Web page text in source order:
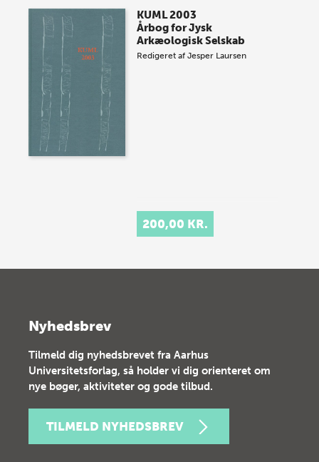
KUML 2003
Årbog for Jysk
Arkæologisk Selskab
Redigeret afJesper Laursen
200,00 KR.
Nyhedsbrev
Tilmeld dig nyhedsbrevet fra Aarhus
Universitetsforlag, så holder vi dig orienteret om
nye bøger, aktiviteter og gode tilbud.
TILMELD NYHEDSBREV